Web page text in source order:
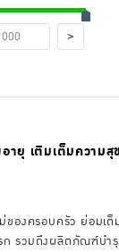
>
ายุ เติมเต็มความสุ
ม่ของครอบครัว ย่อม
ก รวมถึงผลิตภัณฑ์บำ